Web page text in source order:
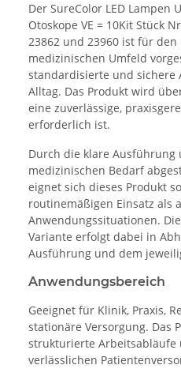
Der SureColor LED Lampen
Otoskope VE = 10Kit Stück
23862 und 23960 ist für
medizinischen Umfeld
standardisierte und sichere
Alltag. Das Produkt wird
eine zuverlässige,
erforderlich ist.
Durch die klare Ausführung
medizinischen Bedarf
eignet sich dieses Produkt
routinemäßigen Einsatz als
Anwendungssituationen.
Variante erfolgt dabei in
Ausführung und dem
Anwendungsbereich
Geeignet für Klinik, Praxis,
stationäre Versorgung. Das
strukturierte Arbeitsabläufe
verlässlichen